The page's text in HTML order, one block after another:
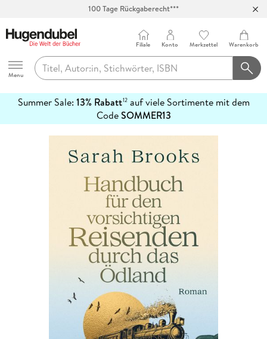
100 Tage Rückgaberecht***
Hugendubel
Menu
Filiale Konto Merkzettel Warenkorb
Summer Sale: 13% Rabatt12auf viele Sortimente mit dem
CodeSOMMER13
erfahren